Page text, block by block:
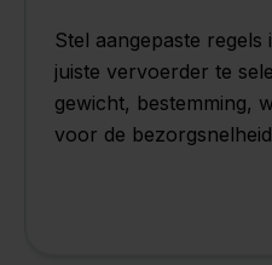
Stel aangepaste
juiste vervoerder te
gewicht, bestemming,
voor de